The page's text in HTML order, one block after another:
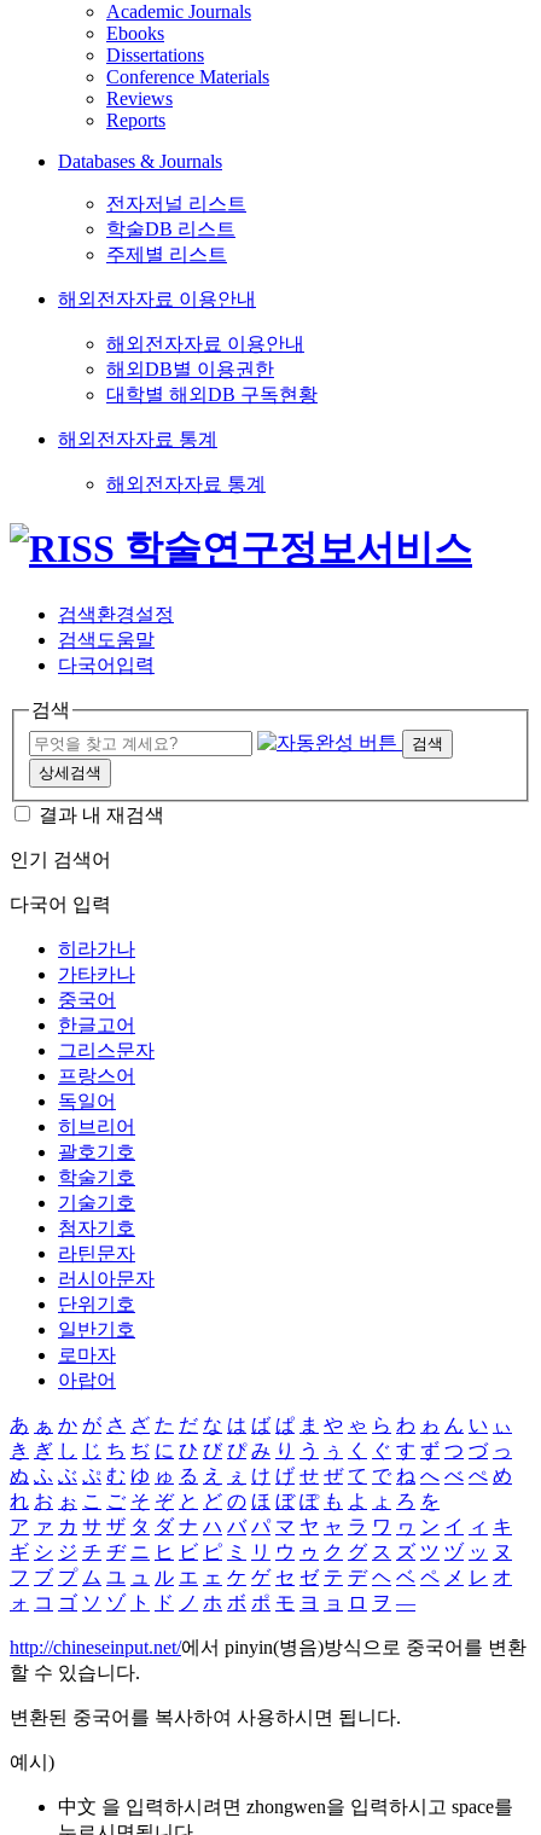
Academic Journals
Ebooks
Dissertations
Conference Materials
Reviews
Reports
Databases & Journals
전자저널 리스트
학술DB 리스트
주제별 리스트
해외전자자료 이용안내
해외전자자료 이용안내
해외DB별 이용권한
대학별 해외DB 구독현황
해외전자자료 통계
해외전자자료 통계
검색환경설정
검색도움말
다국어입력
검색
검색
상세검색
결과 내 재검색
인기 검색어
다국어 입력
히라가나
가타카나
중국어
한글고어
그리스문자
프랑스어
독일어
히브리어
괄호기호
학술기호
기술기호
첨자기호
라틴문자
러시아문자
단위기호
일반기호
로마자
아랍어
あ ぁ か が さ ざ た だ な は ば ぱ ま や ゃ ら わ ゎ ん い ぃ
き ぎ し じ ち ぢ に ひ び ぴ み り う ぅ く ぐ す ず つ づ っ
ぬ ふ ぶ ぷ む ゆ ゅ る え ぇ け げ せ ぜ て で ね へ べ ぺ め
れ お ぉ こ ご そ ぞ と ど の ほ ぼ ぽ も よ ょ ろ を
ア ァ カ サ ザ タ ダ ナ ハ バ パ マ ヤ ャ ラ ワ ヮ ン イ ィ キ
ギ シ ジ チ ヂ ニ ヒ ビ ピ ミ リ ウ ゥ ク グ ス ズ ツ ヅ ッ ヌ
フ ブ プ ム ユ ュ ル エ ェ ケ ゲ セ ゼ テ デ ヘ ベ ペ メ レ オ
ォ コ ゴ ソ ゾ ト ド ノ ホ ボ ポ モ ヨ ョ ロ ヲ ―
http://chineseinput.net/에서 pinyin(병음)방식으로 중국어를 변환
할 수 있습니다.
변환된 중국어를 복사하여 사용하시면 됩니다.
예시)
中文 을 입력하시려면 zhongwen을 입력하시고 space를